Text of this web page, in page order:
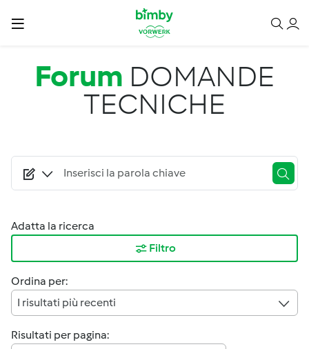
Salta al contenuto principale
Forum DOMANDE
TECNICHE
Adatta la ricerca
Filtro
Ordina per:
I risultati più recenti
Risultati per pagina: